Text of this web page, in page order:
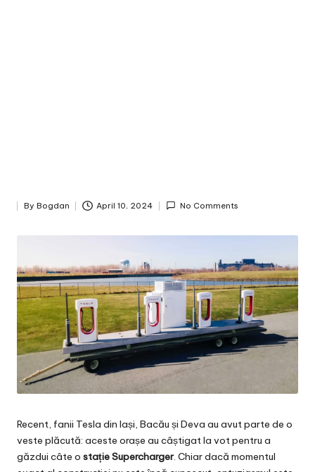
Posted
By Bogdan April 10, 2024 No Comments
Recent, fanii Tesla din Iași, Bacău și Deva au avut parte de o
veste plăcută: aceste orașe au câștigat la vot pentru a
găzdui câte o stație Supercharger. Chiar dacă momentul